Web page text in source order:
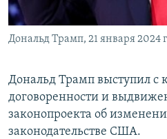
Дональд Трамп, 21 января 2024
Дональд Трамп выступил с
договоренности и
законопроекта об
законодательстве США.